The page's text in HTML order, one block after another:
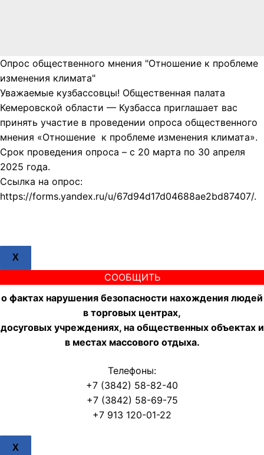
Опрос общественного мнения "Отношение к проблеме
изменения климата"
Уважаемые кузбассовцы! Общественная палата
Кемеровской области — Кузбасса приглашает вас
принять участие в проведении опроса общественного
мнения «Отношение к проблеме изменения климата».
Срок проведения опроса – с 20 марта по 30 апреля
2025 года.
Ссылка на опрос:
https://forms.yandex.ru/u/67d94d17d04688ae2bd87407/.
X
СООБЩИТЬ
о фактах нарушения безопасности нахождения людей
в торговых центрах,
досуговых учреждениях, на общественных объектах и
в местах массового отдыха.
Телефоны:
+7 (3842) 58-82-40
+7 (3842) 58-69-75
+7 913 120-01-22
X